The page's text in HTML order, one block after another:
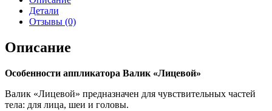
Детали
Отзывы (0)
Описание
Особенности аппликатора Валик «Лицевой»
Валик «Лицевой» предназначен для чувствительных частей
тела: для лица, шеи и головы.